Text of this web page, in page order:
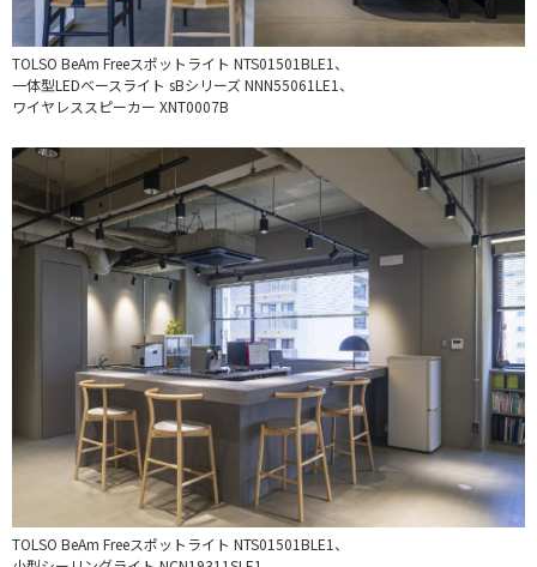
TOLSO BeAm Freeスポットライト NTS01501BLE1、
一体型LEDベースライト sBシリーズ NNN55061LE1、
ワイヤレススピーカー XNT0007B
TOLSO BeAm Freeスポットライト NTS01501BLE1、